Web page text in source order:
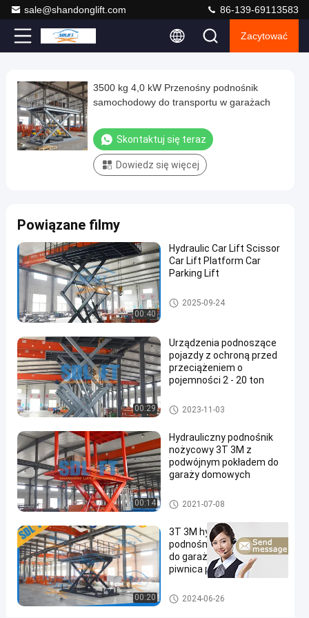
sale@shandonglift.com 86-139-69113583
Zacytować
Play
Video
Time
0:00/0:00
Loaded
Auto
3500
kg
4,0
kW
do
transportu
w
garażach
Podnośnik
2024-
06-26
133
Skontaktuj
Podział
#
podnośnik
nożycowy do
samochodów
podnośnik
samochodowy
w garażu
#
podnośnik
do
pojazdów
H
o
m
3500 kg 4,0 kW Przenośny podnośnik
samochodowy do transportu w garażach
Skontaktuj się teraz
Dowiedz się więcej
Powiązane filmy
00:40
Hydraulic Car Lift Scissor
Car Lift Platform Car
Parking Lift
Podnośnik nożycowy
2025-09-24
00:29
Urządzenia podnoszące
pojazdy z ochroną przed
przeciążeniem o
pojemności 2 - 20 ton
Podnośnik nożycowy
2023-11-03
00:14
Hydrauliczny podnośnik
nożycowy 3T 3M z
podwójnym pokładem do
garaży domowych
Podnośnik nożycowy
2021-07-08
00:20
3T 3M hydrauliczny
podnośnik automatyczny
do garażu domu Willa
piwnica parkingu winda
Podnośnik nożycowy
2024-06-26